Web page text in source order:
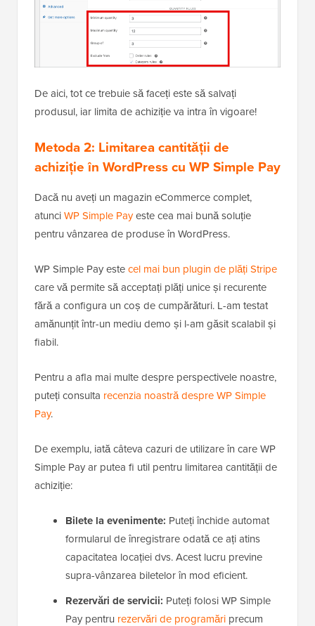
De aici, tot ce trebuie să faceți este să salvați
produsul, iar limita de achiziție va intra în vigoare!
Metoda 2: Limitarea cantității de
achiziție în WordPress cu WP Simple Pay
Dacă nu aveți un magazin eCommerce complet,
atunciWP Simple Payeste cea mai bună soluție
pentru vânzarea de produse în WordPress.
WP Simple Pay estecel mai bun plugin de plăți Stripe
care vă permite să acceptați plăți unice și recurente
fără a configura un coș de cumpărături. L-am testat
amănunțit într-un mediu demo și l-am găsit scalabil și
fiabil.
Pentru a afla mai multe despre perspectivele noastre,
puteți consulta recenzia noastră despre WP Simple
Pay.
De exemplu, iată câteva cazuri de utilizare în care WP
Simple Pay ar putea fi util pentru limitarea cantității de
achiziție:
Bilete la evenimente: Puteți închide automat
formularul de înregistrare odată ce ați atins
capacitatea locației dvs. Acest lucru previne
supra-vânzarea biletelor în mod eficient.
Rezervări de servicii: Puteți folosi WP Simple
Pay pentru rezervări de programări precum